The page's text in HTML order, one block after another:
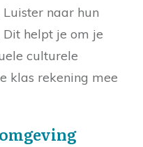
naar hun
helpt je om je
culturele
klas rekening mee